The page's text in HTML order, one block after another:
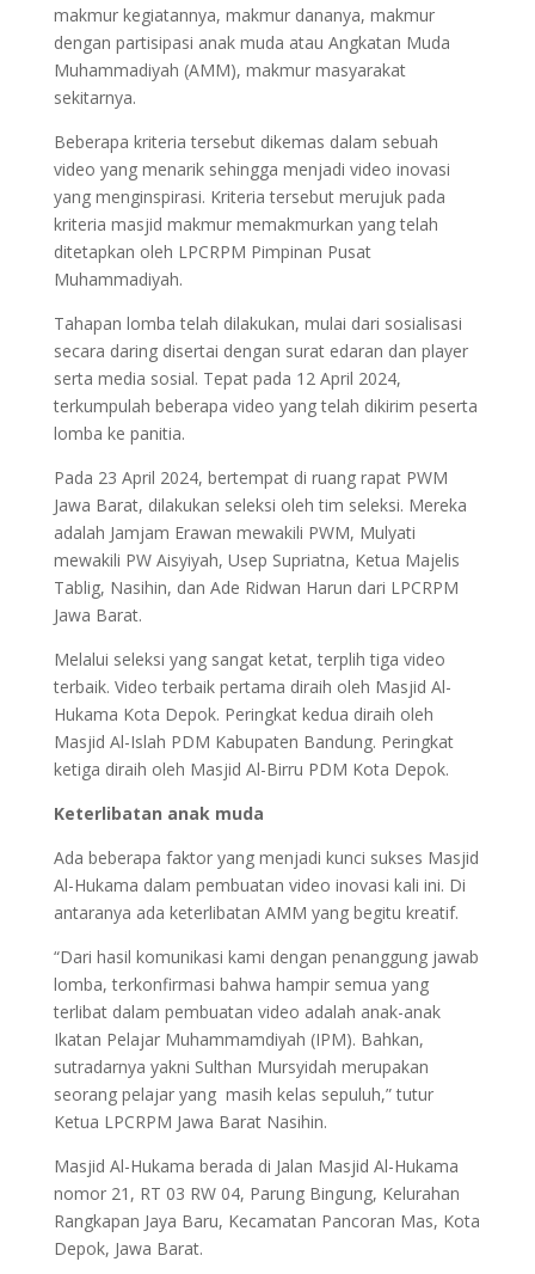
makmur kegiatannya, makmur dananya, makmur
dengan partisipasi anak muda atau Angkatan Muda
Muhammadiyah (AMM), makmur masyarakat
sekitarnya.
Beberapa kriteria tersebut dikemas dalam sebuah
video yang menarik sehingga menjadi video inovasi
yang menginspirasi. Kriteria tersebut merujuk pada
kriteria masjid makmur memakmurkan yang telah
ditetapkan oleh LPCRPM Pimpinan Pusat
Muhammadiyah.
Tahapan lomba telah dilakukan, mulai dari sosialisasi
secara daring disertai dengan surat edaran dan player
serta media sosial. Tepat pada 12 April 2024,
terkumpulah beberapa video yang telah dikirim peserta
lomba ke panitia.
Pada 23 April 2024, bertempat di ruang rapat PWM
Jawa Barat, dilakukan seleksi oleh tim seleksi. Mereka
adalah Jamjam Erawan mewakili PWM, Mulyati
mewakili PW Aisyiyah, Usep Supriatna, Ketua Majelis
Tablig, Nasihin, dan Ade Ridwan Harun dari LPCRPM
Jawa Barat.
Melalui seleksi yang sangat ketat, terplih tiga video
terbaik. Video terbaik pertama diraih oleh Masjid Al-
Hukama Kota Depok. Peringkat kedua diraih oleh
Masjid Al-Islah PDM Kabupaten Bandung. Peringkat
ketiga diraih oleh Masjid Al-Birru PDM Kota Depok.
Keterlibatan anak muda
Ada beberapa faktor yang menjadi kunci sukses Masjid
Al-Hukama dalam pembuatan video inovasi kali ini. Di
antaranya ada keterlibatan AMM yang begitu kreatif.
“Dari hasil komunikasi kami dengan penanggung jawab
lomba, terkonfirmasi bahwa hampir semua yang
terlibat dalam pembuatan video adalah anak-anak
Ikatan Pelajar Muhammamdiyah (IPM). Bahkan,
sutradarnya yakni Sulthan Mursyidah merupakan
seorang pelajar yang masih kelas sepuluh,” tutur
Ketua LPCRPM Jawa Barat Nasihin.
Masjid Al-Hukama berada di Jalan Masjid Al-Hukama
nomor 21, RT 03 RW 04, Parung Bingung, Kelurahan
Rangkapan Jaya Baru, Kecamatan Pancoran Mas, Kota
Depok, Jawa Barat.